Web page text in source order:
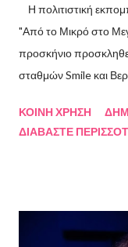
Η πολιτιστική
"Από το Μικρό στο
προσκήνιο
σταθμών Smile και
Κακαβά θα
Λουκάς Κούτρας Τη
ΚΟΙΝΉ ΧΡΉΣΗ
ΔΙΑΒΆΣΤΕ